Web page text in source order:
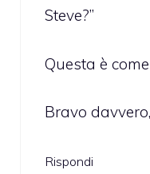
Steve?”
Questa è
Bravo
Rispondi